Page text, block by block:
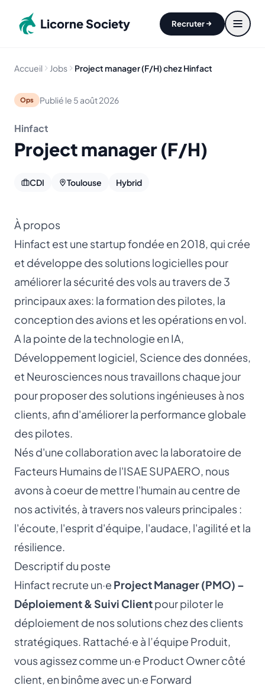
Licorne Society Recruter
Accueil Jobs Project manager (F/H) chez Hinfact
Ops Publié le 5 août 2026
Hinfact
Project manager (F/H)
CDI Toulouse Hybrid
À propos
Hinfact est une startup fondée en 2018, qui crée
et développe des solutions logicielles pour
améliorer la sécurité des vols au travers de 3
principaux axes: la formation des pilotes, la
conception des avions et les opérations en vol.
A la pointe de la technologie en IA,
Développement logiciel, Science des données,
et Neurosciences nous travaillons chaque jour
pour proposer des solutions ingénieuses à nos
clients, afin d'améliorer la performance globale
des pilotes.
Nés d'une collaboration avec la laboratoire de
Facteurs Humains de l'ISAE SUPAERO, nous
avons à coeur de mettre l'humain au centre de
nos activités, à travers nos valeurs principales :
l'écoute, l'esprit d'équipe, l'audace, l'agilité et la
résilience.
Descriptif du poste
Hinfact recrute un·e Project Manager (PMO) –
Déploiement & Suivi Clientpour piloter le
déploiement de nos solutions chez des clients
stratégiques. Rattaché·e à l’équipe Produit,
vous agissez comme un·e Product Owner côté
client, en binôme avec un·e Forward